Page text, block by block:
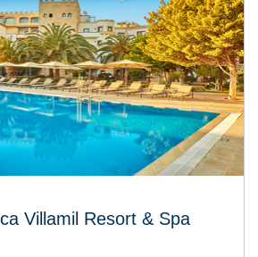
Villamil Resort & Spa